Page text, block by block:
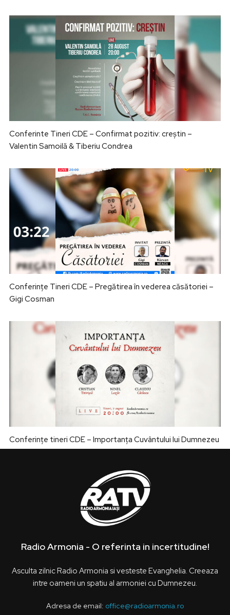
Conferinte Tineri CDE – Confirmat pozitiv: creștin –
Valentin Samoilă & Tiberiu Condrea
Conferințe Tineri CDE – Pregătirea în vederea căsătoriei –
Gigi Cosman
Conferințe tineri CDE – Importanța Cuvântului lui Dumnezeu
Radio Armonia - O referinta in incertitudine!
Asculta zilnic Radio Armonia si vesteste Evanghelia. Creeaza
intre oameni un spatiu al armoniei cu Dumnezeu.
Adresa de email: office@radioarmonia.ro